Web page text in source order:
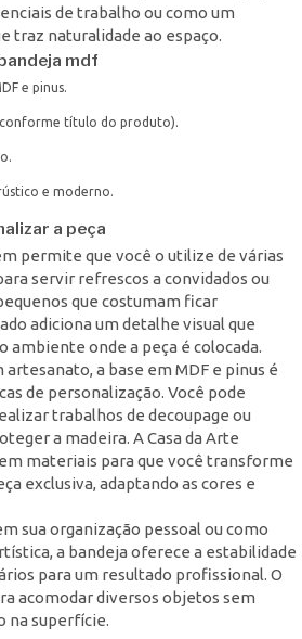
de trabalho ou como um
traz naturalidade ao espaço.
mdf
e pinus.
título do produto).
e moderno.
a peça
permite que você o utilize de várias
servir refrescos a convidados ou
que costumam ficar
adiciona um detalhe visual que
ambiente onde a peça é colocada.
a base em MDF e pinus é
de personalização. Você pode
trabalhos de decoupage ou
a madeira. A Casa da Arte
materiais para que você transforme
exclusiva, adaptando as cores e
sua organização pessoal ou como
a bandeja oferece a estabilidade
para um resultado profissional. O
acomodar diversos objetos sem
na superfície.